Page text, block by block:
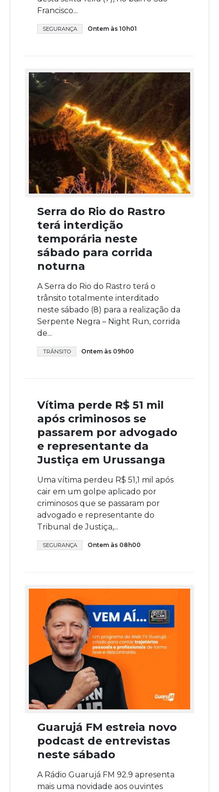
Francisco...
SEGURANÇA Ontem às 10h01
Serra do Rio do Rastro
terá interdição
temporária neste
sábado para corrida
noturna
A Serra do Rio do Rastro terá o
trânsito totalmente interditado
neste sábado (8) para a realização da
Serpente Negra – Night Run, corrida
de...
TRÂNSITO Ontem às 09h00
Vítima perde R$ 51 mil
após criminosos se
passarem por advogado
e representante da
Justiça em Urussanga
Uma vítima perdeu R$ 51,1 mil após
cair em um golpe aplicado por
criminosos que se passaram por
advogado e representante do
Tribunal de Justiça,...
SEGURANÇA Ontem às 08h00
Guarujá FM estreia novo
podcast de entrevistas
neste sábado
A Rádio Guarujá FM 92.9 apresenta
mais uma novidade aos ouvintes